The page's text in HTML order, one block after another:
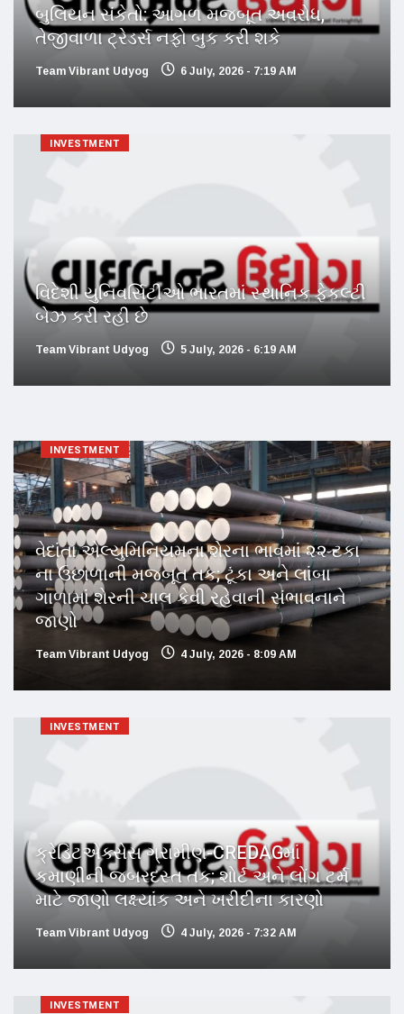
બુલિયન સંકેતો: આગળ મજબૂત અવરોધ,
તેજીવાળા ટ્રેડર્સ નફો બુક કરી શકે
Team Vibrant Udyog 6 July, 2026 - 7:19 AM
INVESTMENT
વિદેશી યુનિવર્સિટીઓ ભારતમાં સ્થાનિક ફેકલ્ટી
બેઝ કરી રહી છે
Team Vibrant Udyog 5 July, 2026 - 6:19 AM
INVESTMENT
વેદાંતા એલ્યુમિનિયમના શેરના ભાવમાં ૨૨ ટકા
ના ઉછાળાની મજબૂત તક; ટૂંકા અને લાંબા
ગાળામાં શેરની ચાલ કેવી રહેવાની સંભાવનાને
જાણો
Team Vibrant Udyog 4 July, 2026 - 8:09 AM
INVESTMENT
ક્રેડિટએક્સેસ ગ્રામીણ-CREDAGમાં
કમાણીની જબરદસ્ત તક; શોર્ટ અને લોંગ ટર્મ
માટે જાણો લક્ષ્યાંક અને ખરીદીના કારણો
Team Vibrant Udyog 4 July, 2026 - 7:32 AM
INVESTMENT